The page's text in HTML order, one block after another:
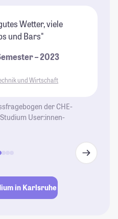
Wetter, viele
und Bars"
– 2023
und Wirtschaft
der CHE-
User:innen-
in Karlsruhe